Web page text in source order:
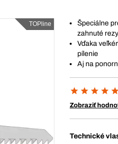
TOPline
Špeciálne
zahnuté rezy
Vďaka
pílenie
Aj na
Zobraziť
Technické